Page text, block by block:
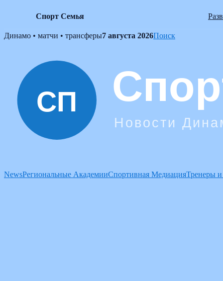
Спорт Семья
Skip
Динамо • матчи • трансферы7 августа 2026Поиск
NewsРегиональные АкадемииСпортивная МедиацияТренеры